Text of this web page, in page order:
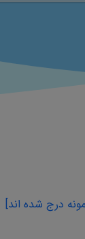
درج شده اند]